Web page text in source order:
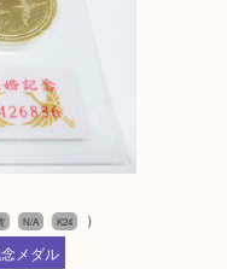
N/A K24
）
メダル